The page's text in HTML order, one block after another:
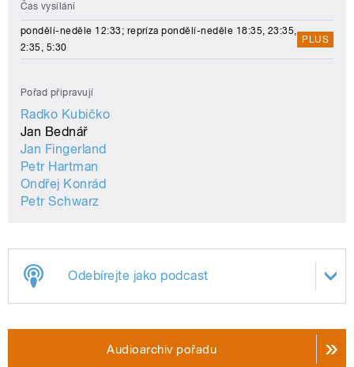
Čas vysílání
pondělí-neděle 12:33; repríza pondělí-neděle 18:35, 23:35,
2:35, 5:30
PLUS
Pořad připravují
Radko Kubičko
Jan Bednář
Jan Fingerland
Petr Hartman
Ondřej Konrád
Petr Schwarz
Odebírejte jako podcast
Audioarchiv pořadu